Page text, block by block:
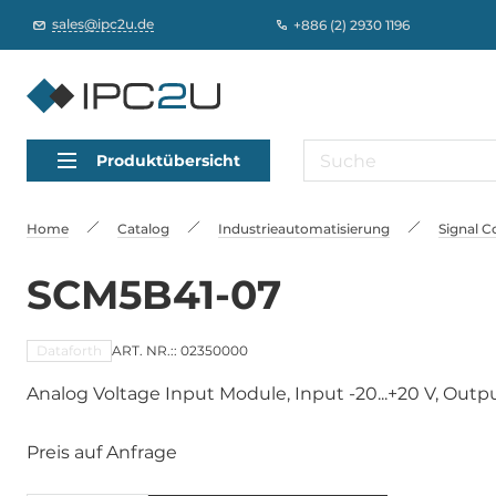
sales@ipc2u.de +886 (2) 2930 1196
Produktübersicht
Home Catalog Industrieautomatisierung Signal
SCM5B41-07
Dataforth ART. NR.:: 02350000
Analog Voltage Input Module, Input -20...+20 V,
Preis auf Anfrage